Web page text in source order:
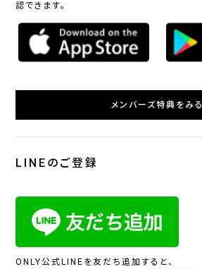
認できます。
メンバーズ特典をみる
LINEのご登録
ONLY公式LINEを友だち追加すると、